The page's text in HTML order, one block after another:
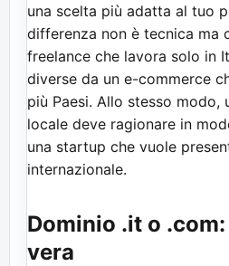
una scelta più adatta al tuo
differenza non è tecnica ma
freelance che lavora solo in
diverse da un e-commerce
più Paesi. Allo stesso modo,
locale deve ragionare in
una startup che vuole
internazionale.
Dominio .it o
vera